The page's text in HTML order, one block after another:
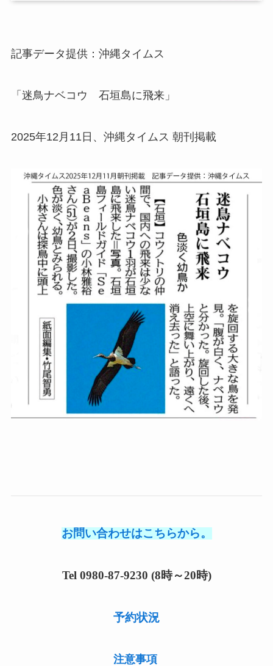
記事データ提供：沖縄タイムス
「迷鳥ナベコウ 石垣島に飛来」
2025年12月11日、沖縄タイムス 朝刊掲載
お問い合わせはこちらから。
Tel 0980-87-9230 (8時～20時)
予約状況
注意事項